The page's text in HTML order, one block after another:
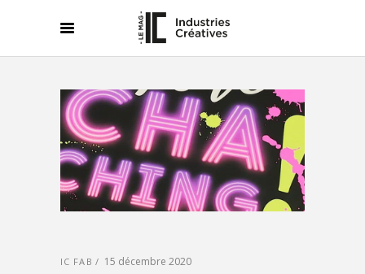
IC FAB 15 décembre 2020